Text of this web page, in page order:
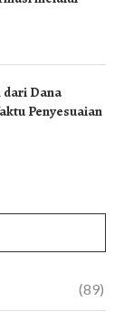
dari Dana
Penyesuaian
(89)